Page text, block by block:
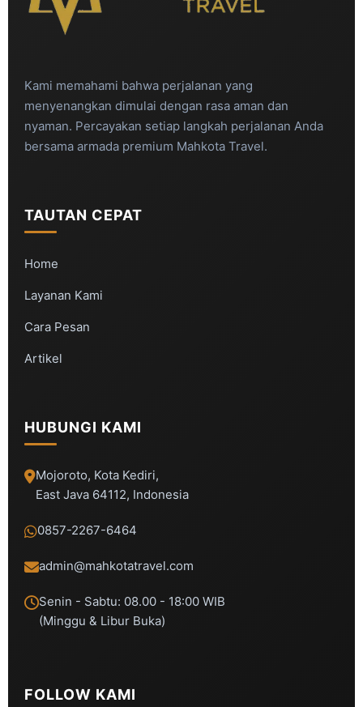
Kami memahami bahwa perjalanan yang
menyenangkan dimulai dengan rasa aman dan
nyaman. Percayakan setiap langkah perjalanan Anda
bersama armada premium Mahkota Travel.
TAUTAN CEPAT
Home
Layanan Kami
Cara Pesan
Artikel
HUBUNGI KAMI
Mojoroto, Kota Kediri,
East Java 64112, Indonesia
0857-2267-6464
admin@mahkotatravel.com
Senin - Sabtu: 08.00 - 18:00 WIB
(Minggu & Libur Buka)
FOLLOW KAMI